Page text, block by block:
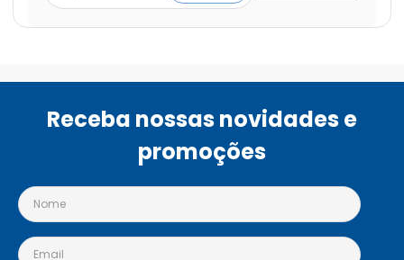
Receba nossas novidades e
promoções